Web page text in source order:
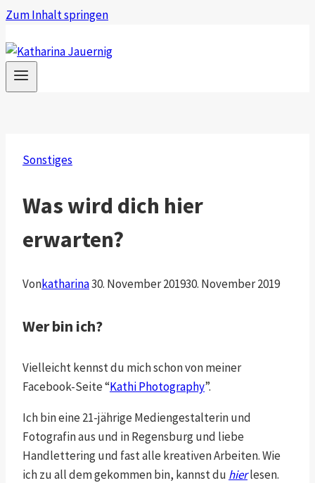
Zum Inhalt springen
Sonstiges
Was wird dich hier
erwarten?
Vonkatharina30. November 201930. November 2019
Wer bin ich?
Vielleicht kennst du mich schon von meiner
Facebook-Seite “Kathi Photography”.
Ich bin eine 21-jährige Mediengestalterin und
Fotografin aus und in Regensburg und liebe
Handlettering und fast alle kreativen Arbeiten. Wie
ich zu all dem gekommen bin, kannst du hierlesen.